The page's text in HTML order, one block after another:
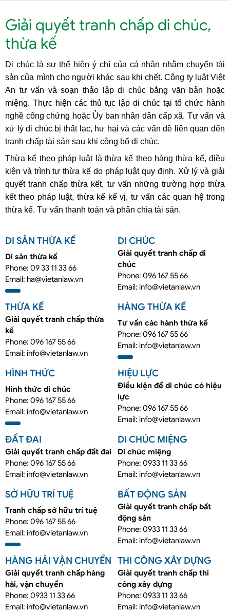
Giải quyết tranh chấp di chúc,
thừa kế
Di chúc là sự thể hiện ý chí của cá nhân nhằm chuyển tài
sản của mình cho người khác sau khi chết. Công ty luật Việt
An tư vấn và soạn thảo lập di chúc bằng văn bản hoặc
miệng. Thực hiện các thủ tục lập di chúc tại tổ chức hành
nghề công chứng hoặc Ủy ban nhân dân cấp xã. Tư vấn và
xử lý di chúc bị thất lạc, hư hại và các vấn đề liên quan đến
tranh chấp tài sản sau khi công bố di chúc.
Thừa kế theo pháp luật là thừa kế theo hàng thừa kế, điều
kiện và trình tự thừa kế do pháp luật quy định. Xử lý và giải
quyết tranh chấp thừa kết, tư vấn những trường hợp thừa
kết theo pháp luật, thừa kế kế vị, tư vấn các quan hệ trong
thừa kế. Tư vấn thanh toán và phân chia tài sản.
DI SẢN THỪA KẾ
Di sản thừa kế
Phone: 09 33 11 33 66
Email: ha@vietanlaw.vn
DI CHÚC
Giải quyết tranh chấp di
chúc
Phone: 096 167 55 66
Email: info@vietanlaw.vn
THỪA KẾ
Giải quyết tranh chấp thừa
kế
Phone: 096 167 55 66
Email: info@vietanlaw.vn
HÀNG THỪA KẾ
Tư vấn các hành thừa kế
Phone: 096 167 55 66
Email: info@vietanlaw.vn
HÌNH THỨC
Hình thức di chúc
Phone: 096 167 55 66
Email: info@vietanlaw.vn
HIỆU LỰC
Điều kiện để di chúc có hiệu
lực
Phone: 096 167 55 66
Email: info@vietanlaw.vn
ĐẤT ĐAI
Giải quyết tranh chấp đất đai
Phone: 096 167 55 66
Email: info@vietanlaw.vn
DI CHÚC MIỆNG
Di chúc miệng
Phone: 0933 11 33 66
Email: info@vietanlaw.vn
SỞ HỮU TRÍ TUỆ
Tranh chấp sở hữu trí tuệ
Phone: 096 167 55 66
Email: info@vietanlaw.vn
BẤT ĐỘNG SẢN
Giải quyết tranh chấp bất
động sản
Phone: 0933 11 33 66
Email: info@vietanlaw.vn
HÀNG HẢI VẬN CHUYỂN
Giải quyết tranh chấp hàng
hải, vận chuyển
Phone: 0933 11 33 66
Email: info@vietanlaw.vn
THI CÔNG XÂY DỰNG
Giải quyết tranh chấp thi
công xây dựng
Phone: 0933 11 33 66
Email: info@vietanlaw.vn